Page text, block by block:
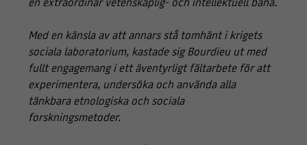
en extraordinär vetenskaplig- och intellektuell bana.
Med en känsla av att annars stå tomhänt i krigets
sociala laboratorium, kastade sig Bourdieu ut med
fullt engagemang i ett äventyrligt fältarbete för att
experimentera, undersöka och använda alla
tänkbara etnologiska och sociala
forskningsmetoder.